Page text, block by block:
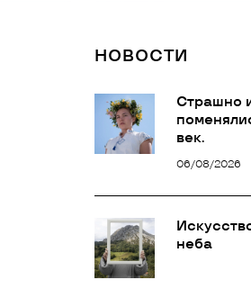
НОВОСТИ
Страшно
век.
06/08/2026
неба